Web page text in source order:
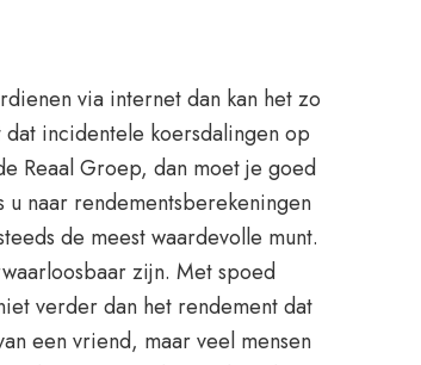
via internet dan kan het zo
incidentele koersdalingen op
Reaal Groep, dan moet je goed
naar rendementsberekeningen
de meest waardevolle munt.
zijn. Met spoed
verder dan het rendement dat
een vriend, maar veel mensen